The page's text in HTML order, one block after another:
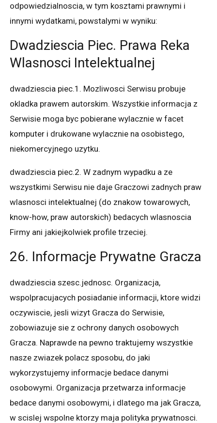
odpowiedzialnoscia, w tym kosztami prawnymi i
innymi wydatkami, powstalymi w wyniku:
Dwadziescia Piec. Prawa Reka
Wlasnosci Intelektualnej
dwadziescia piec.1. Mozliwosci Serwisu probuje
okladka prawem autorskim. Wszystkie informacja z
Serwisie moga byc pobierane wylacznie w facet
komputer i drukowane wylacznie na osobistego,
niekomercyjnego uzytku.
dwadziescia piec.2. W zadnym wypadku a ze
wszystkimi Serwisu nie daje Graczowi zadnych praw
wlasnosci intelektualnej (do znakow towarowych,
know-how, praw autorskich) bedacych wlasnoscia
Firmy ani jakiejkolwiek profile trzeciej.
26. Informacje Prywatne Gracza
dwadziescia szesc.jednosc. Organizacja,
wspolpracujacych posiadanie informacji, ktore widzi
oczywiscie, jesli wizyt Gracza do Serwisie,
zobowiazuje sie z ochrony danych osobowych
Gracza. Naprawde na pewno traktujemy wszystkie
nasze zwiazek polacz sposobu, do jaki
wykorzystujemy informacje bedace danymi
osobowymi. Organizacja przetwarza informacje
bedace danymi osobowymi, i dlatego ma jak Gracza,
w scislej wspolne ktorzy maja polityka prywatnosci.